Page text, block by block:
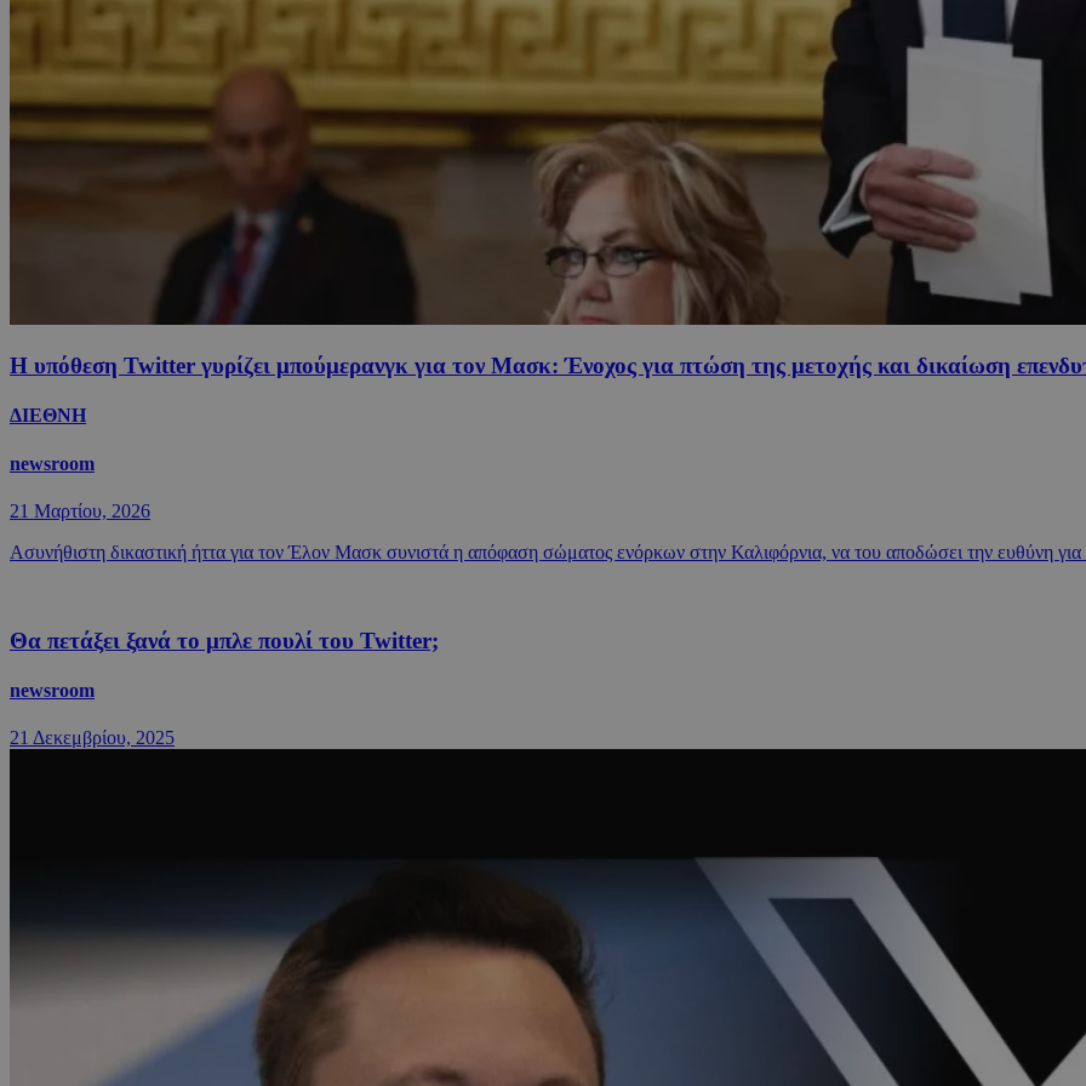
Η υπόθεση Twitter γυρίζει μπούμερανγκ για τον Μασκ: Ένοχος για πτώση της μετοχής και δικαίωση
ΔΙΕΘΝΗ
newsroom
21 Μαρτίου, 2026
Ασυνήθιστη δικαστική ήττα για τον Έλον Μασκ συνιστά η απόφαση σώματος ενόρκων στην Καλιφόρνια, να του αποδώσει την ευθύνη
Θα πετάξει ξανά το μπλε πουλί του Twitter;
newsroom
21 Δεκεμβρίου, 2025